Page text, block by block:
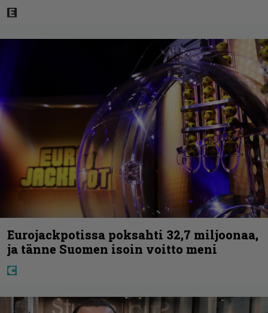
Eurojackpotissa poksahti 32,7 miljoonaa,
ja tänne Suomen isoin voitto meni